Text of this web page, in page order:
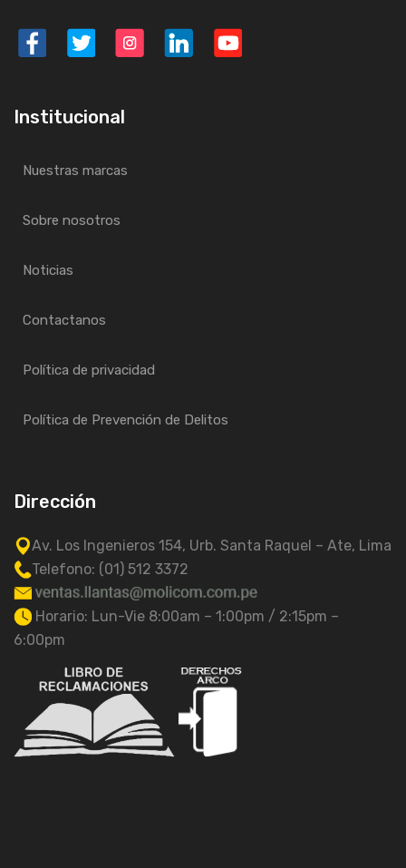
Institucional
Nuestras marcas
Sobre nosotros
Noticias
Contactanos
Política de privacidad
Política de Prevención de Delitos
Dirección
Av. Los Ingenieros 154, Urb. Santa Raquel – Ate, Lima
Telefono: (01) 512 3372
Horario: Lun-Vie 8:00am – 1:00pm / 2:15pm –
6:00pm